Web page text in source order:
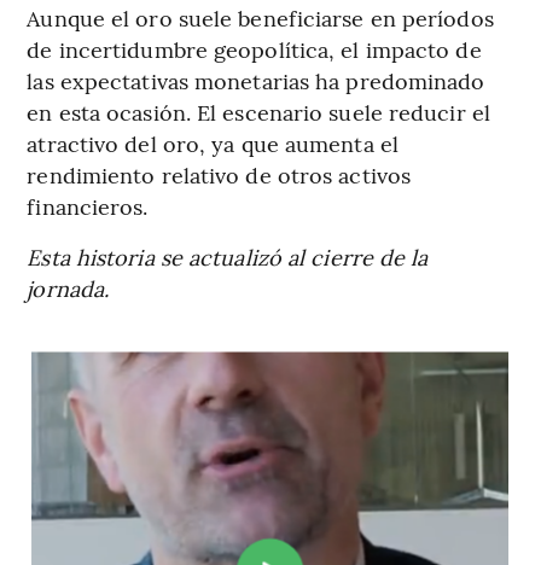
Aunque el oro suele beneficiarse en períodos
de incertidumbre geopolítica, el impacto de
las expectativas monetarias ha predominado
en esta ocasión. El escenario suele reducir el
atractivo del oro, ya que aumenta el
rendimiento relativo de otros activos
financieros.
Esta historia se actualizó al cierre de la
jornada.